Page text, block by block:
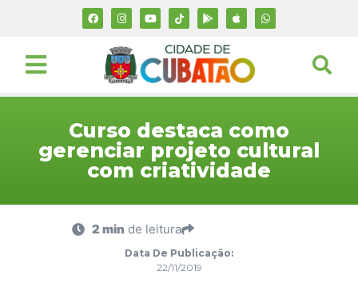
Curso destaca como
gerenciar projeto cultural
com criatividade
2 min de leitura
Data De Publicação:
22/11/2019